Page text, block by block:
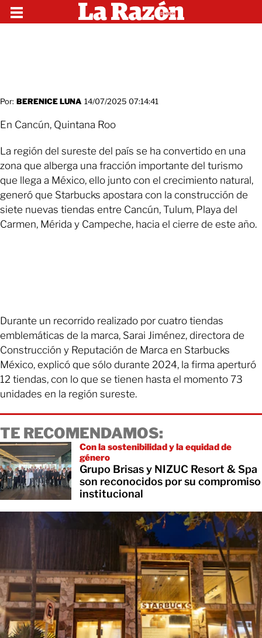
Por: BERENICE LUNA 14/07/2025 07:14:41
En Cancún, Quintana Roo
La región del sureste del país se ha convertido en una
zona que alberga una fracción importante del turismo
que llega a México, ello junto con el crecimiento natural,
generó que Starbucks apostara con la construcción de
siete nuevas tiendas entre Cancún, Tulum, Playa del
Carmen, Mérida y Campeche, hacia el cierre de este año.
Durante un recorrido realizado por cuatro tiendas
emblemáticas de la marca, Sarai Jiménez, directora de
Construcción y Reputación de Marca en Starbucks
México, explicó que sólo durante 2024, la firma aperturó
12 tiendas, con lo que se tienen hasta el momento 73
unidades en la región sureste.
TE RECOMENDAMOS:
Con la sostenibilidad y la equidad de
género
Grupo Brisas y NIZUC Resort & Spa
son reconocidos por su compromiso
institucional